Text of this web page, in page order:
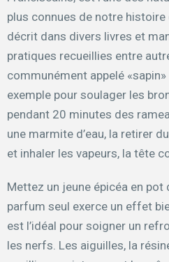
plus connues de notre
décrit dans divers livres et
pratiques recueillies entre
communément appelé
exemple pour soulager les
pendant 20 minutes des
une marmite d’eau, la retirer
et inhaler les vapeurs, la tête
Mettez un jeune épicéa en
parfum seul exerce un effet
est l’idéal pour soigner un
les nerfs. Les aiguilles, la